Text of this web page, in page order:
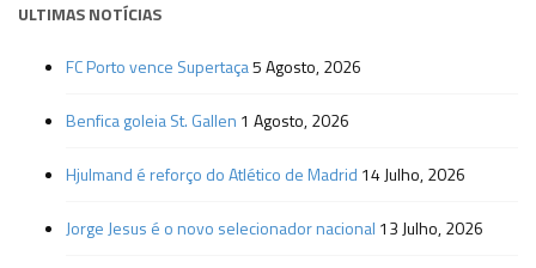
ULTIMAS NOTÍCIAS
FC Porto vence Supertaça5 Agosto, 2026
Benfica goleia St. Gallen 1 Agosto, 2026
Hjulmand é reforço do Atlético de Madrid 14 Julho, 2026
Jorge Jesus é o novo selecionador nacional 13 Julho, 2026